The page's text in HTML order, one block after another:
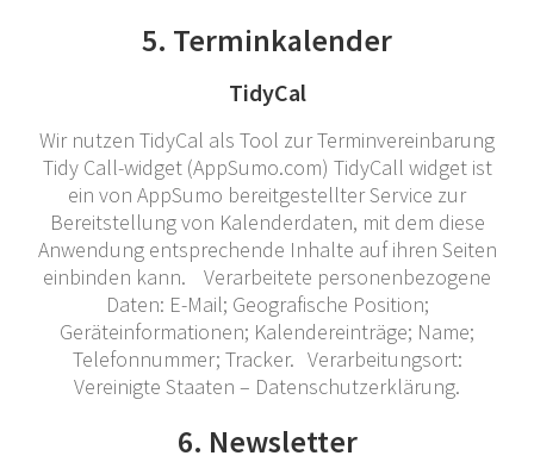
5. Terminkalender
TidyCal
Wir nutzen TidyCal als Tool zur Terminvereinbarung
Tidy Call-widget (AppSumo.com) TidyCall widget ist
ein von AppSumo bereitgestellter Service zur
Bereitstellung von Kalenderdaten, mit dem diese
Anwendung entsprechende Inhalte auf ihren Seiten
einbinden kann. Verarbeitete personenbezogene
Daten: E-Mail; Geografische Position;
Geräteinformationen; Kalendereinträge; Name;
Telefonnummer; Tracker. Verarbeitungsort:
Vereinigte Staaten – Datenschutzerklärung.
6. Newsletter